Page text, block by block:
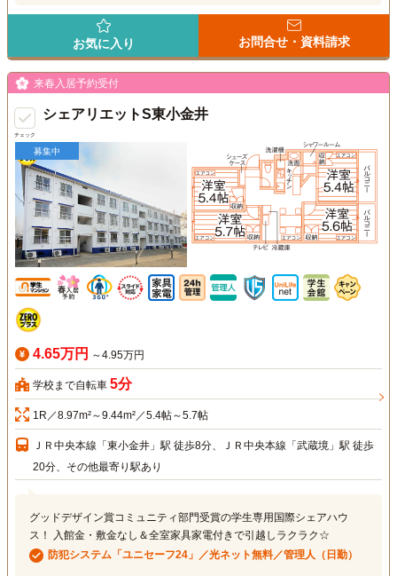
お気に入り お問合せ・資料請求
チェック
来春入居予約受付
シェアリエットS東小金井
募集中
4.65万円 ～4.95万円
学校まで自転車 5分
1R／8.97m²～9.44m²／5.4帖～5.7帖
ＪＲ中央本線「東小金井」駅 徒歩8分、ＪＲ中央本線「武蔵境」駅 徒歩
20分、その他最寄り駅あり
グッドデザイン賞コミュニティ部門受賞の学生専用国際シェアハウ
ス！ 入館金・敷金なし＆全室家具家電付きで引越しラクラク☆
防犯システム「ユニセーフ24」／光ネット無料／管理人（日勤）